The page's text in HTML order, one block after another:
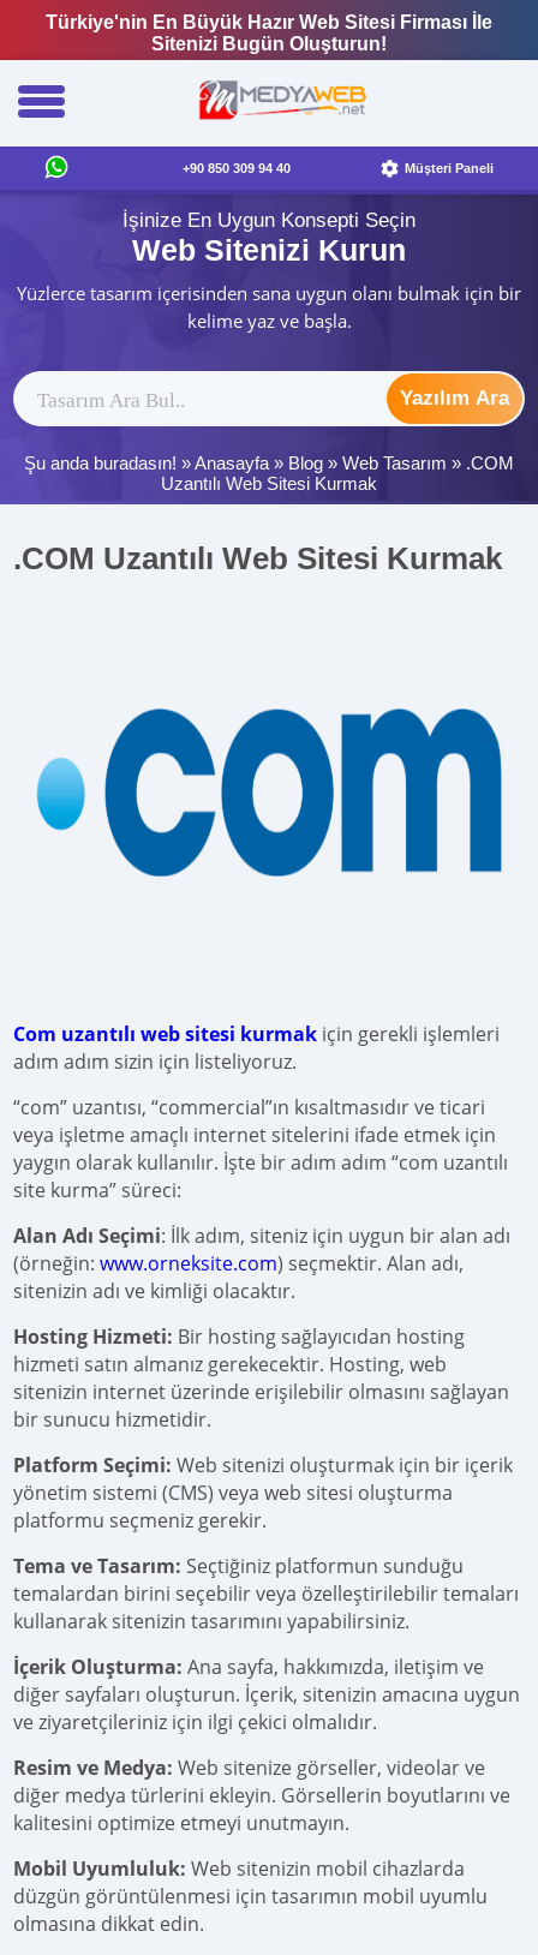
Türkiye'nin En Büyük Hazır Web Sitesi Firması İle
Sitenizi Bugün Oluşturun!
+90 850 309 94 40 Müşteri Paneli
İşinize En Uygun Konsepti Seçin
Web Sitenizi Kurun
Yüzlerce tasarım içerisinden sana uygun olanı bulmak için bir
kelime yaz ve başla.
Yazılım Ara
Şu anda buradasın! »Anasayfa » Blog » Web Tasarım » .COM
Uzantılı Web Sitesi Kurmak
.COM Uzantılı Web Sitesi Kurmak
Com uzantılı web sitesi kurmak için gerekli işlemleri
adım adım sizin için listeliyoruz.
“com” uzantısı, “commercial”ın kısaltmasıdır ve ticari
veya işletme amaçlı internet sitelerini ifade etmek için
yaygın olarak kullanılır. İşte bir adım adım “com uzantılı
site kurma” süreci:
Alan Adı Seçimi: İlk adım, siteniz için uygun bir alan adı
(örneğin:www.orneksite.com) seçmektir. Alan adı,
sitenizin adı ve kimliği olacaktır.
Hosting Hizmeti: Bir hosting sağlayıcıdan hosting
hizmeti satın almanız gerekecektir. Hosting, web
sitenizin internet üzerinde erişilebilir olmasını sağlayan
bir sunucu hizmetidir.
Platform Seçimi: Web sitenizi oluşturmak için bir içerik
yönetim sistemi (CMS) veya web sitesi oluşturma
platformu seçmeniz gerekir.
Tema ve Tasarım: Seçtiğiniz platformun sunduğu
temalardan birini seçebilir veya özelleştirilebilir temaları
kullanarak sitenizin tasarımını yapabilirsiniz.
İçerik Oluşturma: Ana sayfa, hakkımızda, iletişim ve
diğer sayfaları oluşturun. İçerik, sitenizin amacına uygun
ve ziyaretçileriniz için ilgi çekici olmalıdır.
Resim ve Medya: Web sitenize görseller, videolar ve
diğer medya türlerini ekleyin. Görsellerin boyutlarını ve
kalitesini optimize etmeyi unutmayın.
Mobil Uyumluluk: Web sitenizin mobil cihazlarda
düzgün görüntülenmesi için tasarımın mobil uyumlu
olmasına dikkat edin.